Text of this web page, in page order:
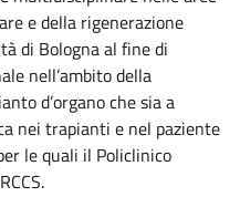
e della rigenerazione
di Bologna al fine di
nell’ambito della
d’organo che sia a
nei trapianti e nel paziente
le quali il Policlinico